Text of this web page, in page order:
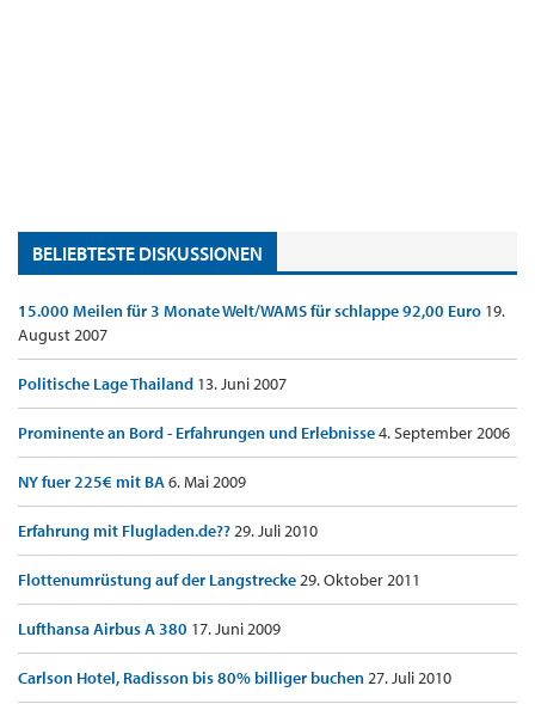
BELIEBTESTE DISKUSSIONEN
15.000 Meilen für 3 Monate Welt/WAMS für schlappe 92,00 Euro 19.
August 2007
Politische Lage Thailand 13. Juni 2007
Prominente an Bord - Erfahrungen und Erlebnisse4. September 2006
NY fuer 225€ mit BA6. Mai 2009
Erfahrung mit Flugladen.de??29. Juli 2010
Flottenumrüstung auf der Langstrecke29. Oktober 2011
Lufthansa Airbus A 380 17. Juni 2009
Carlson Hotel, Radisson bis 80% billiger buchen27. Juli 2010